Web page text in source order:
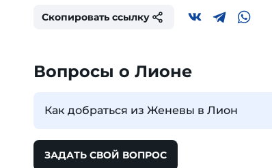
Скопировать ссылку
Вопросы о Лионе
Как добраться из Женевы в Лион
ЗАДАТЬ СВОЙ ВОПРОС